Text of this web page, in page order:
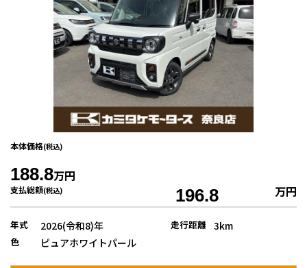
本体価格(税込)
188.8万円
支払総額(税込) 196.8 万円
年式 2026(令和8)年 走行距離 3km
色 ピュアホワイトパール